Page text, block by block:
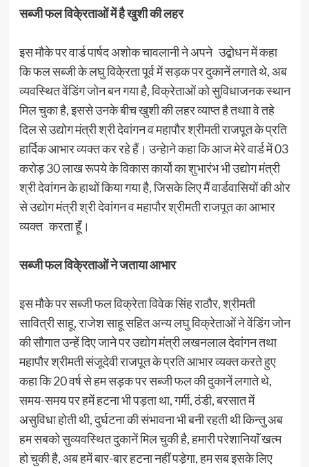
सब्जी फल विके्रताओं में है खुशी की लहर
इस मौके पर वार्ड पार्षद अशोक चावलानी ने अपने उद्बोधन में कहा
कि फल सब्जी के लघु विके्रता पूर्व में सड़क पर दुकानें लगाते थे, अब
व्यवस्थित वेंडिंग जोन बन गया है, विक्रेताओं को सुविधाजनक स्थान
मिल चुका है, इससे उनके बीच खुशी की लहर व्याप्त है तथाा वे तहे
दिल से उद्योग मंत्री श्री देवांगन व महापौर श्रीमती राजपूत के प्रति
हार्दिक आभार व्यक्त कर रहे हैं। उन्हेाने कहा कि आज मेरे वार्ड में 03
करोड़ 30 लाख रूपये के विकास कार्यो का शुभारंभ भी उद्योग मंत्री
श्री देवांगन के हाथों किया गया है, जिसके लिए मैं वार्डवासियों की ओर
से उद्योग मंत्री श्री देवांगन व महापौर श्रीमती राजपूत का आभार
व्यक्त करता हूॅं।
सब्जी फल विके्रताओं ने जताया आभार
इस मौके पर सब्जी फल विक्रेता विवेक सिंह राठौर, श्रीमती
सावित्री साहू, राजेश साहू सहित अन्य लघु विक्रेताओं ने वेंडिंग जोन
की सौगात उन्हें दिए जाने पर उद्योग मंत्री लखनलाल देवांगन तथा
महापौर श्रीमती संजूदेवी राजपूत के प्रति आभार व्यक्त करते हुए
कहा कि 20 वर्ष से हम सड़क पर सब्जी फल की दुकानें लगाते थे,
समय-समय पर हमें हटना भी पड़ता था, गर्मी, ठंडी, बरसात में
असुविधा होती थी, दुर्घटना की संभावना भी बनी रहती थी किन्तु अब
हम सबको सुव्यवस्थित दुकानें मिल चुकी है, हमारी परेशानियाॅं खत्म
हो चुकी है, अब हमें बार-बार हटना नहीं पडे़गा, हम सब इसके लिए